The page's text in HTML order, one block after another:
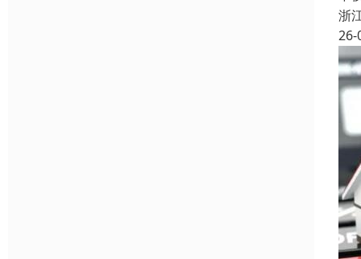
浙
26-